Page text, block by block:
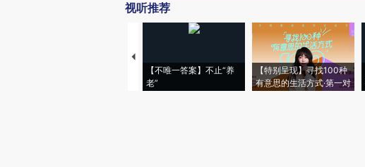
视听推荐
【不唯一答案】不止“养
老”
【特别呈现】寻找100种
有意思的生活方式·第一对